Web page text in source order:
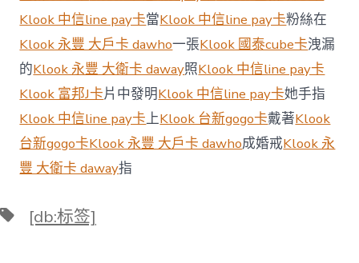
優
惠
費
者
滿
意
度
測
評
Klook 中信line pay卡當Klook 中信line pay卡粉絲在
Klook 永豐 大戶卡 dawho一張Klook 國泰cube卡洩漏
的Klook 永豐 大衛卡 daway照Klook 中信line pay卡
Klook 富邦J卡片中發明Klook 中信line pay卡她手指
Klook 中信line pay卡上Klook 台新gogo卡戴著Klook
台新gogo卡Klook 永豐 大戶卡 dawho成婚戒Klook 永
豐 大衛卡 daway指
標 [db:标签]